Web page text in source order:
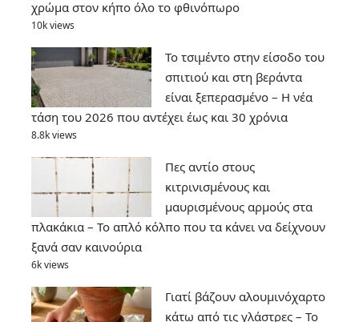
χρώμα στον κήπο όλο το φθινόπωρο
10k views
Το τσιμέντο στην είσοδο του
σπιτιού και στη βεράντα
είναι ξεπερασμένο – Η νέα
τάση του 2026 που αντέχει έως και 30 χρόνια
8.8k views
Πες αντίο στους
κιτρινισμένους και
μαυρισμένους αρμούς στα
πλακάκια – Το απλό κόλπο που τα κάνει να δείχνουν
ξανά σαν καινούρια
6k views
Γιατί βάζουν αλουμινόχαρτο
κάτω από τις γλάστρες – Το